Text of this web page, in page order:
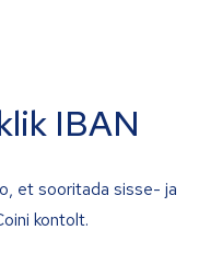
IBAN
et sooritada sisse- ja
kontolt.